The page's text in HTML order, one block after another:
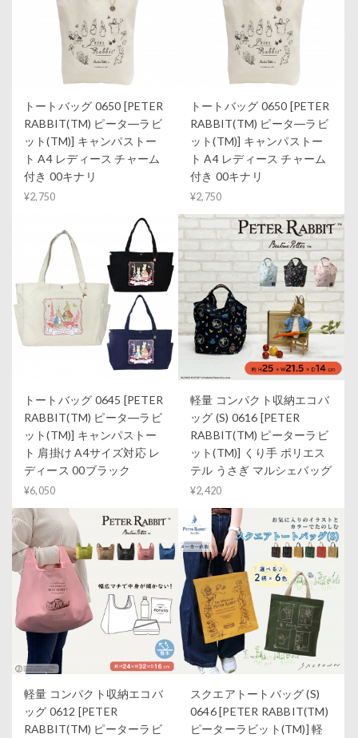
トートバッグ 0650 [PETER
RABBIT(TM) ピータ―ラビ
ット(TM)] キャンパストー
ト A4 レディース チャーム
付き 00キナリ
¥2,750
トートバッグ 0650 [PETER
RABBIT(TM) ピータ―ラビ
ット(TM)] キャンパストー
ト A4 レディース チャーム
付き 00キナリ
¥2,750
トートバッグ 0645 [PETER
RABBIT(TM) ピータ―ラビ
ット(TM)] キャンパストー
ト 肩掛け A4サイズ対応 レ
ディース 00ブラック
¥6,050
軽量 コンパクト収納エコバ
ッグ (S) 0616 [PETER
RABBIT(TM) ピーターラビ
ット(TM)] くり手 ポリエス
テル うさぎ マルシェバッグ
¥2,420
軽量 コンパクト収納エコバ
ッグ 0612 [PETER
RABBIT(TM) ピーターラビ
スクエアトートバッグ (S)
0646 [PETER RABBIT(TM)
ピーターラビット(TM)] 軽